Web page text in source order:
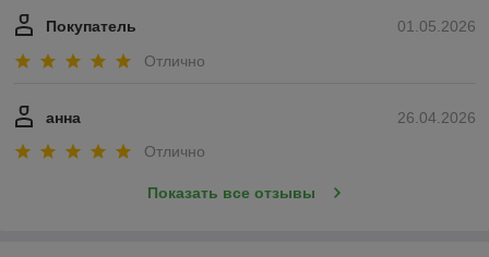
01.05.2026
Покупатель
Отлично
26.04.2026
анна
Отлично
Показать все отзывы